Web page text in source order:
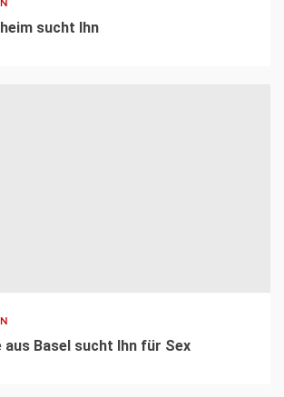
sucht Ihn
aus Basel sucht Ihn für Sex